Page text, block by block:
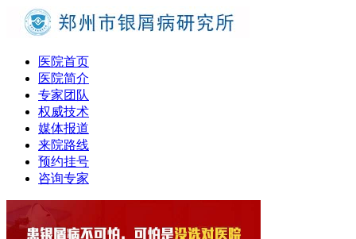
医院首页
医院简介
专家团队
权威技术
媒体报道
来院路线
预约挂号
咨询专家